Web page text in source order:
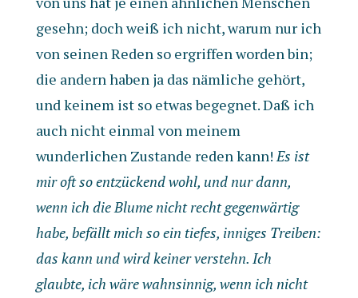
gesehn; doch weiß ich nicht, warum nur ich
von seinen Reden so ergriffen worden bin;
die andern haben ja das nämliche gehört,
und keinem ist so etwas begegnet. Daß ich
auch nicht einmal von meinem
wunderlichen Zustande reden kann!Es ist
mir oft so entzückend wohl, und nur dann,
wenn ich die Blume nicht recht gegenwärtig
habe, befällt mich so ein tiefes, inniges Treiben:
das kann und wird keiner verstehn. Ich
glaubte, ich wäre wahnsinnig, wenn ich nicht